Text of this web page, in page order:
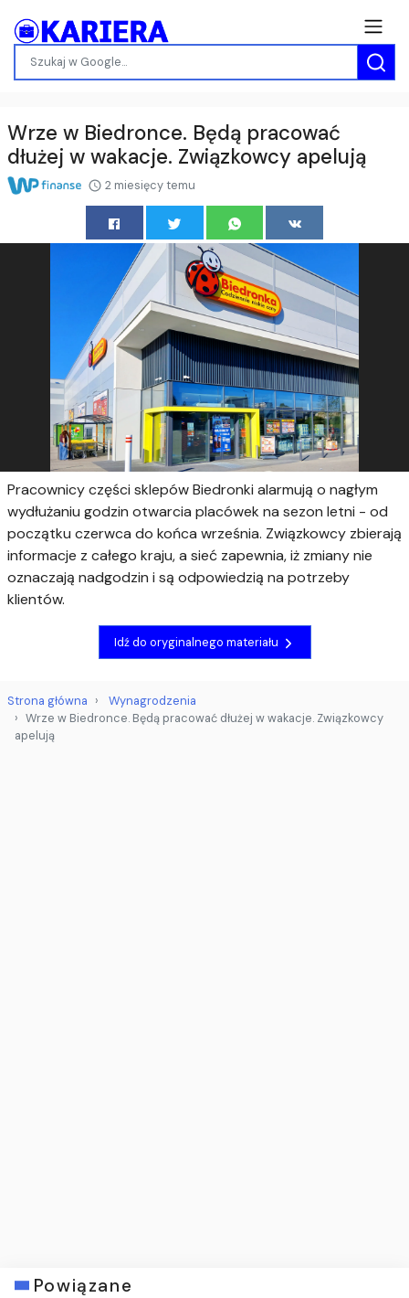
Wrze w Biedronce. Będą pracować
dłużej w wakacje. Związkowcy apelują
2 miesięcy temu
Pracownicy części sklepów Biedronki alarmują o nagłym
wydłużaniu godzin otwarcia placówek na sezon letni - od
początku czerwca do końca września. Związkowcy zbierają
informacje z całego kraju, a sieć zapewnia, iż zmiany nie
oznaczają nadgodzin i są odpowiedzią na potrzeby
klientów.
Idź do oryginalnego materiału
Strona główna
Wynagrodzenia
Wrze w Biedronce. Będą pracować dłużej w wakacje. Związkowcy
apelują
Powiązane